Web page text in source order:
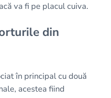
va fi pe placul cuiva.
din
în principal cu două
acestea fiind